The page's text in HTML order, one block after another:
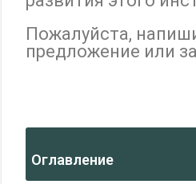
Пожалуйста,
предложение или
Оглавление